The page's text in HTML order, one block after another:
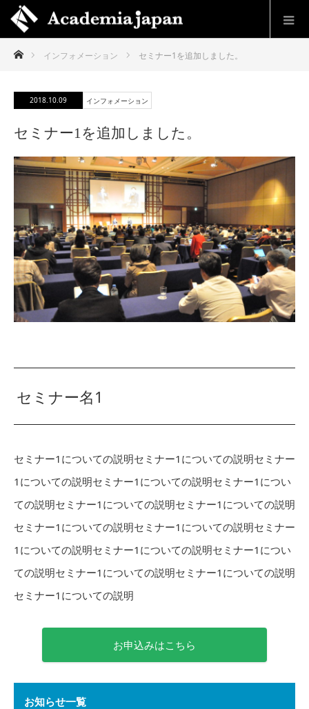
ホーム インフォメーション セミナー1を追加しました。
2018.10.09 インフォメーション
セミナー1を追加しました。
セミナー名1
セミナー1についての説明セミナー1についての説明セミナー
1についての説明セミナー1についての説明セミナー1につい
ての説明セミナー1についての説明セミナー1についての説明
セミナー1についての説明セミナー1についての説明セミナー
1についての説明セミナー1についての説明セミナー1につい
ての説明セミナー1についての説明セミナー1についての説明
セミナー1についての説明
お申込みはこちら
お知らせ一覧